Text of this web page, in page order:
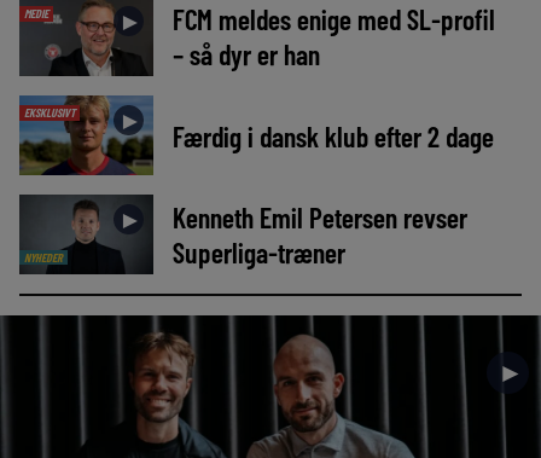
MEDIE ►
FCM meldes enige med SL-profil
– så dyr er han
EKSKLUSIVT ► Færdig i dansk klub efter 2 dage
NYHEDER
►
Kenneth Emil Petersen revser
Superliga-træner
►